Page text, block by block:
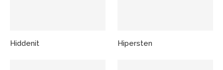
Hiddenit Hipersten